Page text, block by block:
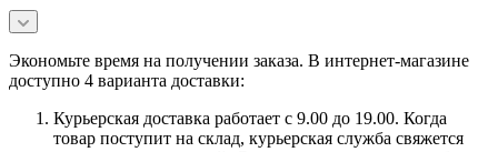
Экономьте время на получении заказа. В интернет-магазине
доступно 4 варианта доставки:
Курьерская доставка работает с 9.00 до 19.00. Когда
товар поступит на склад, курьерская служба свяжется